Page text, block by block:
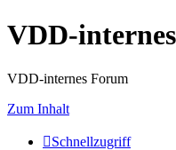
VDD-
VDD-internes Forum
Zum Inhalt
Schnellzugriff